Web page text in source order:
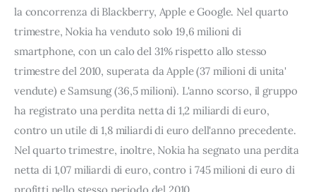
la concorrenza di Blackberry, Apple e Google. Nel quarto
trimestre, Nokia ha venduto solo 19,6 milioni di
smartphone, con un calo del 31% rispetto allo stesso
trimestre del 2010, superata da Apple (37 milioni di unita'
vendute) e Samsung (36,5 milioni). L'anno scorso, il gruppo
ha registrato una perdita netta di 1,2 miliardi di euro,
contro un utile di 1,8 miliardi di euro dell'anno precedente.
Nel quarto trimestre, inoltre, Nokia ha segnato una perdita
netta di 1,07 miliardi di euro, contro i 745 milioni di euro di